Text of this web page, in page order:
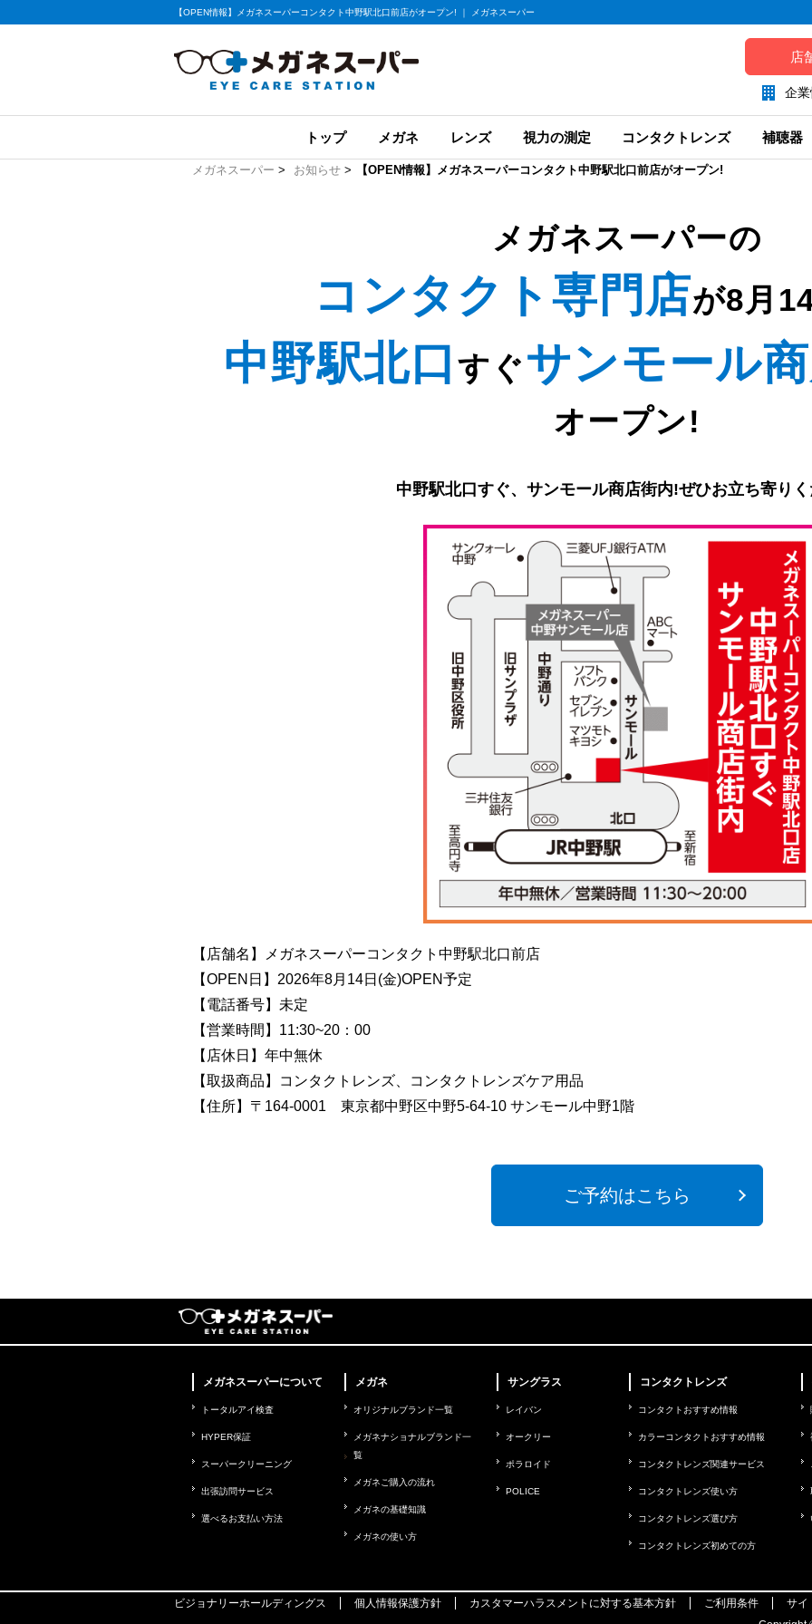
【OPEN情報】メガネスーパーコンタクト中野駅北口前店がオープン! ｜ メガネスーパー
店
企
トップ メガネ レンズ 視力の測定 コンタクトレンズ 補聴器
メガネスーパー > お知らせ > 【OPEN情報】メガネスーパーコンタクト中野駅北口前店がオープン!
メガネスーパーの
コンタクト専門店が8月
中野駅北口 すぐサンモール
オープン!
中野駅北口すぐ、サンモール商店街内!ぜひお立ち寄り
【店舗名】メガネスーパーコンタクト中野駅北口前店
【OPEN日】2026年8月14日(金)OPEN予定
【電話番号】未定
【営業時間】11:30~20：00
【店休日】年中無休
【取扱商品】コンタクトレンズ、コンタクトレンズケア用品
【住所】〒164-0001 東京都中野区中野5-64-10 サンモール中野1階
ご予約はこちら
メガネスーパーについて
トータルアイ検査
HYPER保証
スーパークリーニング
出張訪問サービス
選べるお支払い方法
メガネ
オリジナルブランド一覧
メガネナショナルブランド一
覧
メガネご購入の流れ
メガネの基礎知識
メガネの使い方
サングラス
レイバン
オークリー
ポラロイド
POLICE
コンタクトレンズ
コンタクトおすすめ情報
カラーコンタクトおすすめ情報
コンタクトレンズ関連サービス
コンタクトレンズ使い方
コンタクトレンズ選び方
コンタクトレンズ初めての方
ビジョナリーホールディングス 個人情報保護方針 カスタマーハラスメントに対する基本方針 ご利用条件
サイ